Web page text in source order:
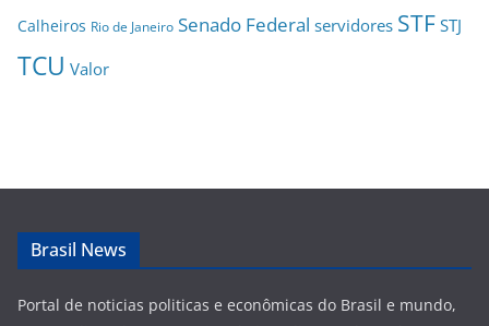
Calheiros Rio de Janeiro Senado Federal servidores STF STJ
TCU Valor
Brasil News
Portal de noticias politicas e econômicas do Brasil e mundo,